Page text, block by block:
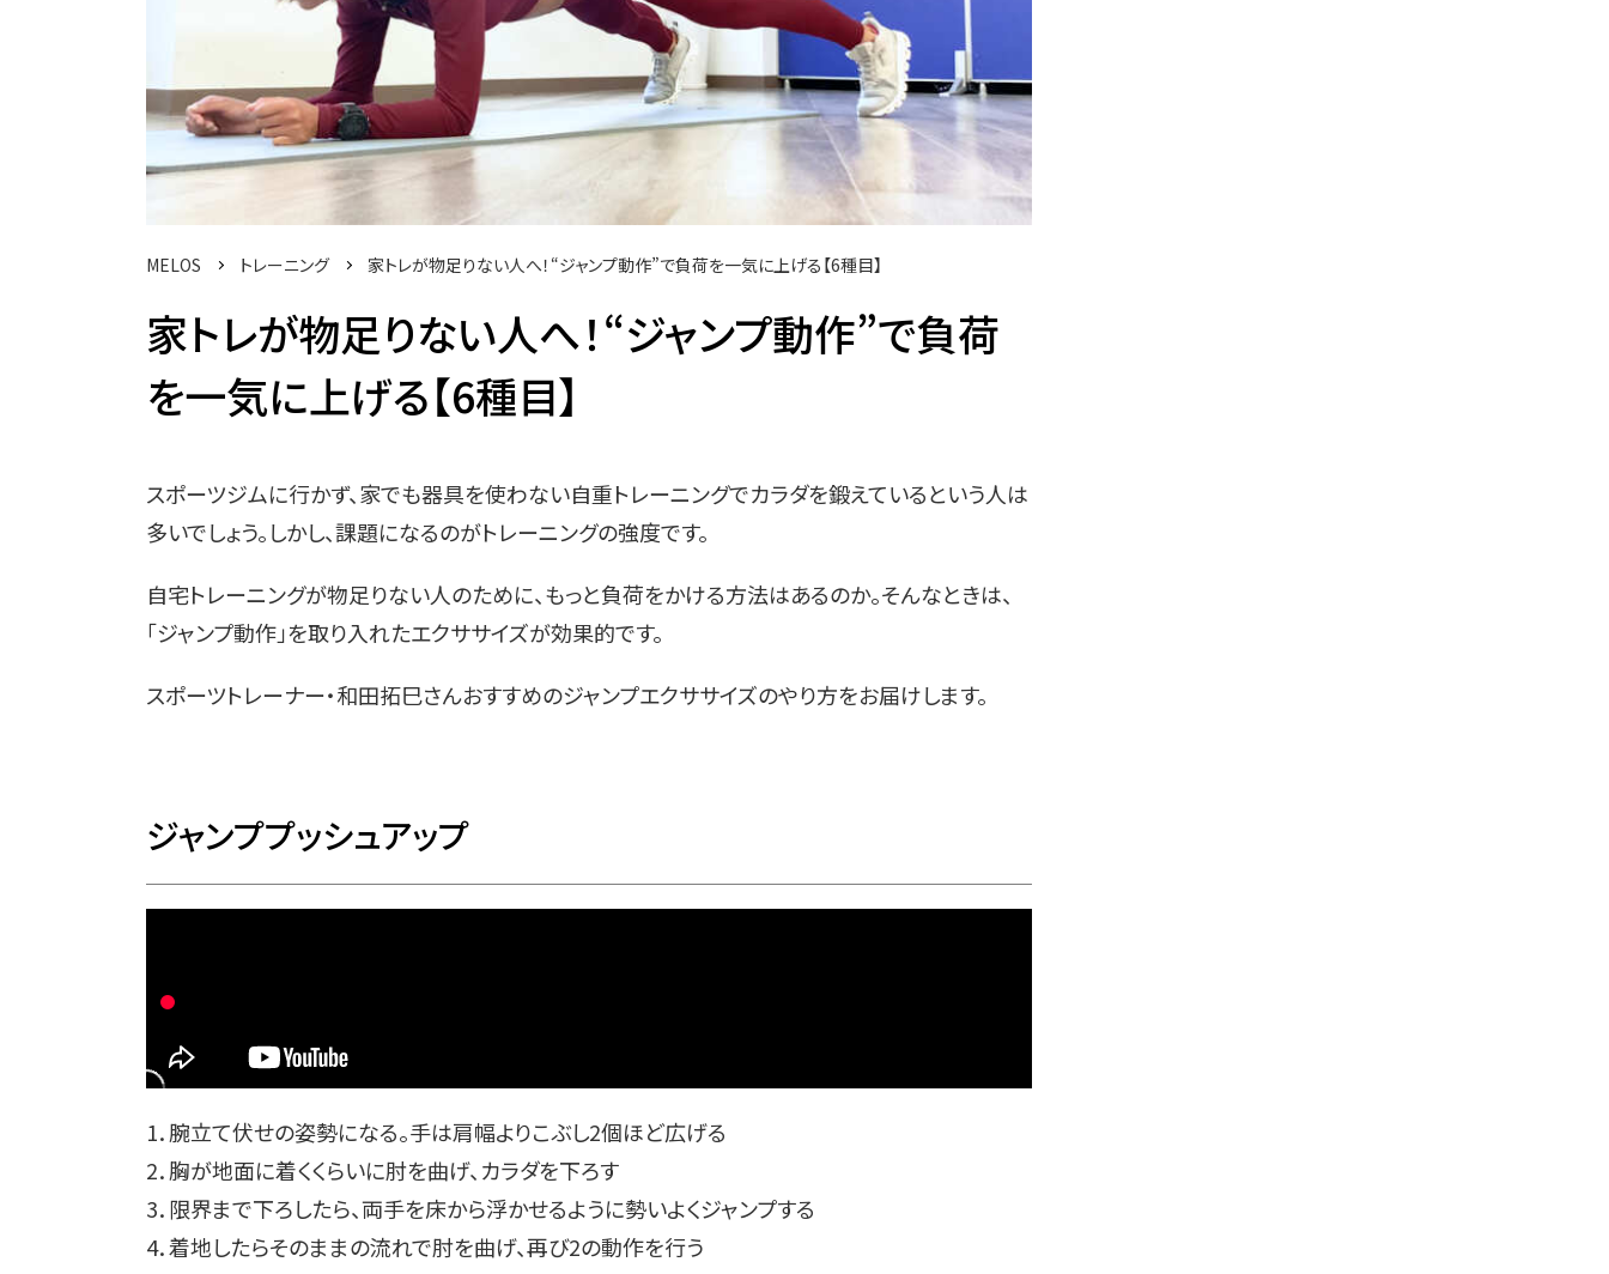
MELOS トレーニング 家トレが物足りない人へ！“ジャンプ動作”で負荷を一気に上げる【6種目】
家トレが物足りない人へ！“ジャンプ動作”で負荷
を一気に上げる【6種目】
スポーツジムに行かず、家でも器具を使わない自重トレーニングでカラダを鍛えているという人は
多いでしょう。しかし、課題になるのがトレーニングの強度です。
自宅トレーニングが物足りない人のために、もっと負荷をかける方法はあるのか。そんなときは、
「ジャンプ動作」を取り入れたエクササイズが効果的です。
スポーツトレーナー・和田拓巳さんおすすめのジャンプエクササイズのやり方をお届けします。
ジャンププッシュアップ
1．腕立て伏せの姿勢になる。手は肩幅よりこぶし2個ほど広げる
2．胸が地面に着くくらいに肘を曲げ、カラダを下ろす
3．限界まで下ろしたら、両手を床から浮かせるように勢いよくジャンプする
4．着地したらそのままの流れで肘を曲げ、再び2の動作を行う